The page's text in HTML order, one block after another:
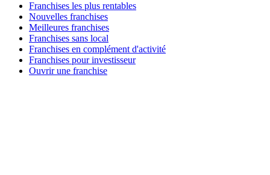
Franchises les plus rentables
Nouvelles franchises
Meilleures franchises
Franchises sans local
Franchises en complément d'activité
Franchises pour investisseur
Ouvrir une franchise